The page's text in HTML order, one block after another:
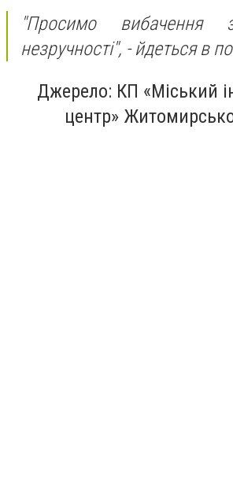
"Просимо вибачення
незручності", - йдеться в
Джерело: КП «Міський
центр»